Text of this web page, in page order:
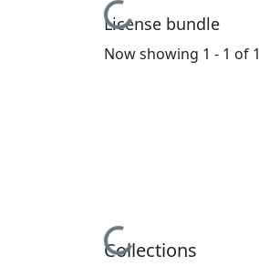
Loading...License bundle
Now showing 1 - 1 of 1
Loading...Collections